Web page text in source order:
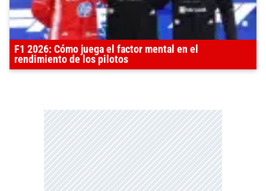
F1 2026: Cómo juega el factor mental en el
rendimiento de los pilotos